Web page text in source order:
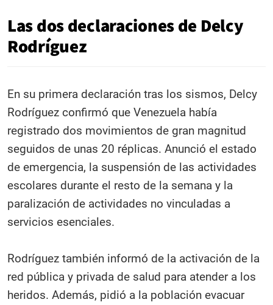
Las dos declaraciones de Delcy
Rodríguez
En su primera declaración tras los sismos, Delcy
Rodríguez confirmó que Venezuela había
registrado dos movimientos de gran magnitud
seguidos de unas 20 réplicas. Anunció el estado
de emergencia, la suspensión de las actividades
escolares durante el resto de la semana y la
paralización de actividades no vinculadas a
servicios esenciales.
Rodríguez también informó de la activación de la
red pública y privada de salud para atender a los
heridos. Además, pidió a la población evacuar